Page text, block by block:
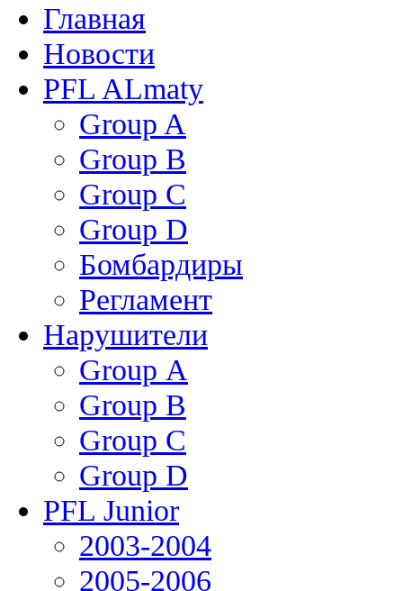
Главная
Новости
PFL ALmaty
Group A
Group B
Group C
Group D
Бомбардиры
Регламент
Нарушители
Group А
Group В
Group С
Group D
PFL Junior
2003-2004
2005-2006